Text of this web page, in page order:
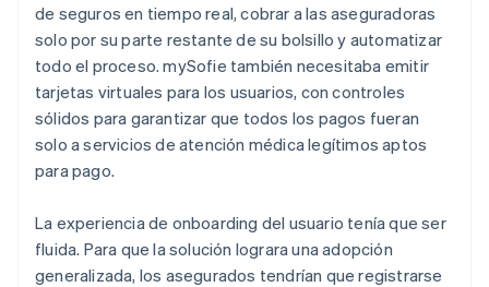
de seguros en tiempo real, cobrar a las aseguradoras
solo por su parte restante de su bolsillo y automatizar
todo el proceso. mySofie también necesitaba emitir
tarjetas virtuales para los usuarios, con controles
sólidos para garantizar que todos los pagos fueran
solo a servicios de atención médica legítimos aptos
para pago.
La experiencia de onboarding del usuario tenía que ser
fluida. Para que la solución lograra una adopción
generalizada, los asegurados tendrían que registrarse